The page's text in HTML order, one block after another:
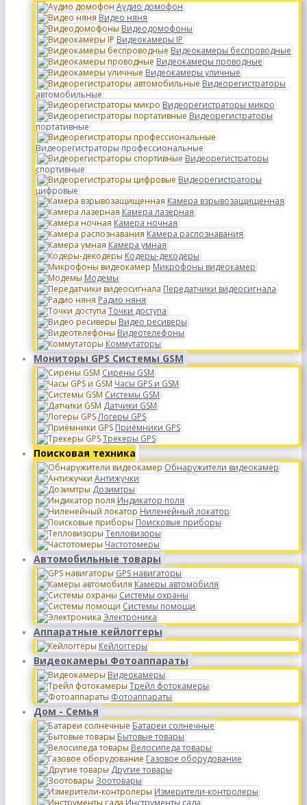
Аудио домофон
Видео няня
Видеодомофоны
Видеокамеры IP
Видеокамеры беспроводные
Видеокамеры проводные
Видеокамеры уличные
Видеорегистраторы
автомобильные
Видеорегистраторы микро
Видеорегистраторы
портативные
Видеорегистраторы профессиональные
Видеорегистраторы
спортивные
Видеорегистраторы
цифровые
Камера взрывозащищенная
Камера лазерная
Камера ночная
Камера распознавания
Камера умная
Кодеры-декодеры
Микрофоны видеокамер
Модемы
Передатчики видеосигнала
Радио няня
Точки доступа
Видео ресиверы
Видеотелефоны
Коммутаторы
Мониторы GPS Системы GSM
Сирены GSM
Часы GPS и GSM
Системы GSM
Датчики GSM
Логеры GPS
Приёмники GPS
Трекеры GPS
Поисковая техника
Обнаружители видеокамер
Антижучки
Дозимтры
Индикатор поля
Ниленейный локатор
Поисковые приборы
Тепловизоры
Частотомеры
Автомобильные товары
GPS навигаторы
Камеры автомобиля
Системы охраны
Системы помощи
Электроника
Аппаратные кейлоггеры
Кейлоггеры
Видеокамеры Фотоаппараты
Видеокамеры
Трейл фотокамеры
Фотоаппараты
Дом - Семья
Батареи солнечные
Бытовые товары
Велосипеда товары
Газовое оборудование
Другие товары
Зоотовары
Измерители-контролеры
Инструменты сада